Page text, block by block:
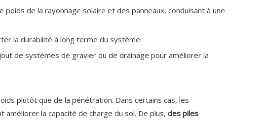
de la rayonnage solaire et des panneaux, conduisant à une
la durabilité à long terme du système.
de systèmes de gravier ou de drainage pour améliorer la
plutôt que de la pénétration. Dans certains cas, les
la capacité de charge du sol. De plus, des piles